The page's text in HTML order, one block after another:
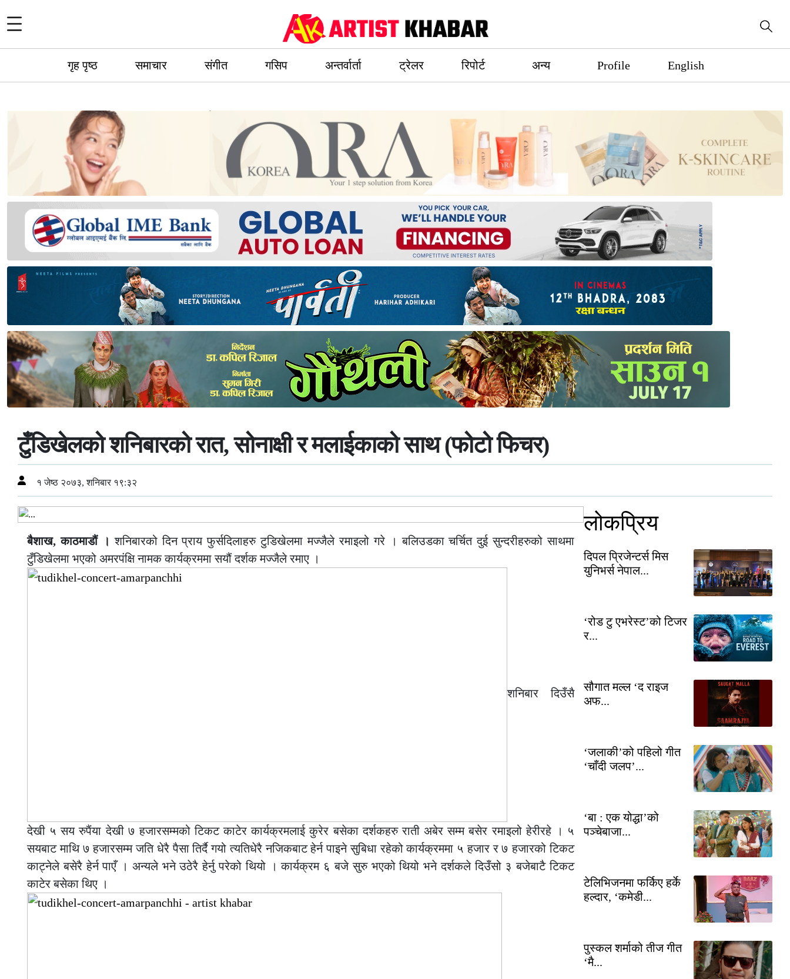
गृह पृष्ठ समाचार संगीत गसिप अन्तर्वार्ता ट्रेलर रिपोर्ट अन्य Profile English
टुँडिखेलको शनिबारको रात, सोनाक्षी र मलाईकाको साथ (फोटो फिचर)
१ जेष्ठ २०७३, शनिबार १९:३२
बैशाख, काठमाडौं । शनिबारको दिन प्राय फुर्सदिलाहरु टुडिखेलमा मज्जैले रमाइलो गरे । बलिउडका चर्चित दुई सुन्दरीहरुको साथमा
टुँडिखेलमा भएको अमरपंक्षि नामक कार्यक्रममा सयौं दर्शक मज्जैले रमाए ।
शनिबार दिउँसै
देखी ५ सय रुपैंया देखी ७ हजारसम्मको टिकट काटेर कार्यक्रमलाई कुरेर बसेका दर्शकहरु राती अबेर सम्म बसेर रमाइलो हेरीरहे । ५
सयबाट माथि ७ हजारसम्म जति धेरै पैसा तिर्दै गयो त्यतिधेरै नजिकबाट हेर्न पाइने सुबिधा रहेको कार्यक्रममा ५ हजार र ७ हजारको टिकट
काट्नेले बसेरै हेर्न पाएँ । अन्यले भने उठेरै हेर्नु परेको थियो । कार्यक्रम ६ बजे सुरु भएको थियो भने दर्शकले दिउँसो ३ बजेबाटै टिकट
काटेर बसेका थिए ।
लोकप्रिय
दिपल प्रिजेन्टर्स मिस
युनिभर्स नेपाल...
‘रोड टु एभरेस्ट’को टिजर
र...
सौगात मल्ल ‘द राइज
अफ...
‘जलाकी’को पहिलो गीत
‘चाँदी जलप’...
‘बा : एक योद्धा’को
पञ्चेबाजा...
टेलिभिजनमा फर्किए हर्के
हल्दार, ‘कमेडी...
पुस्कल शर्माको तीज गीत
‘मै...